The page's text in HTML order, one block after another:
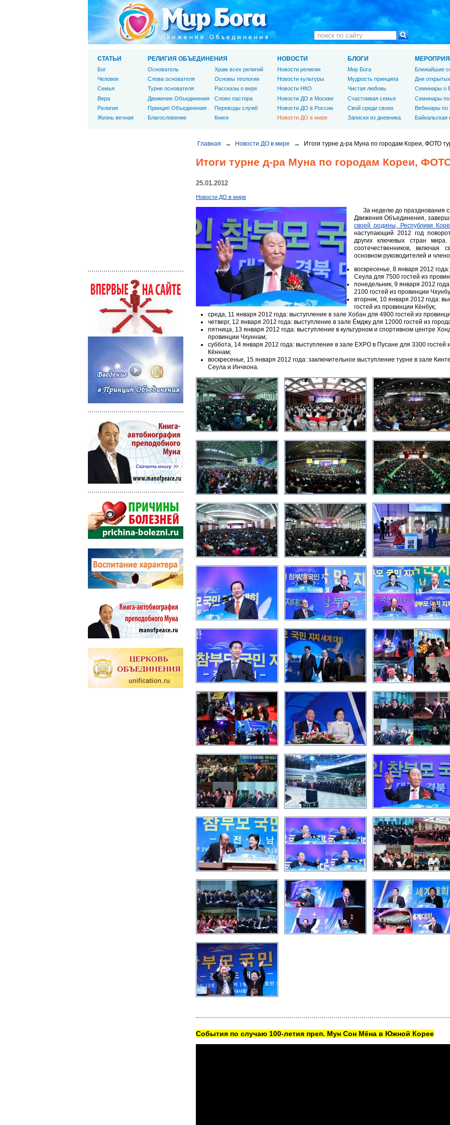
Главная → Новости ДО в мире → Итоги турне д-ра Муна по городам Кореи, ФОТО
Итоги турне д-ра Муна по городам Кореи,
25.01.2012
Новости ДО в мире
За неделю до празднования
Движения Объединения,
своей родины, Республики
наступающий 2012 год
других ключевых стран
соотечественников, включая
основном руководителей и
воскресенье, 8 января 2012
Сеула для 7500 гостей из
понедельник, 9 января 2012
2100 гостей из провинции
вторник, 10 января 2012 года:
гостей из провинции Кёнбук;
среда, 11 января 2012 года: выступление в зале Хобан для 4900 гостей из
четверг, 12 января 2012 года: выступление в зале Ёмджу для 12000 гостей из
пятница, 13 января 2012 года: выступление в культурном и спортивном центре
провинции Чхуннам;
суббота, 14 января 2012 года: выступление в зале EXPO в Пусане для 3300
Кённам;
воскресенье, 15 января 2012 года: заключительное выступление турне в зале
Сеула и Инчхона.
Cобытия по случаю 100-летия преп. Мун Сон Мёна в Южной Корее
СТАТЬИ
Бог
Человек
Cемья
Вера
Религия
Жизнь вечная
РЕЛИГИЯ ОБЪЕДИНЕНИЯ
Основатель
Слова основателя
Турне основателя
Движение Объединения
Принцип Объединения
Благословение
Храм всех религий
Основы теологии
Рассказы о вере
Слово пастора
Переводы служб
Книги
НОВОСТИ
Новости религии
Новости культуры
Новости НКО
Новости ДО в Москве
Новости ДО в России
Новости ДО в мире
БЛОГИ
Мир Бога
Мудрость принципа
Чистая любовь
Счастливая семья
Свой среди своих
Записки из дневника
Ближайшие
Дни
Семинары о
Семинары
Вебинары по
Байкальская